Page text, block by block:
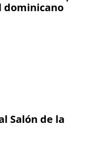
dominicano
Salón de la